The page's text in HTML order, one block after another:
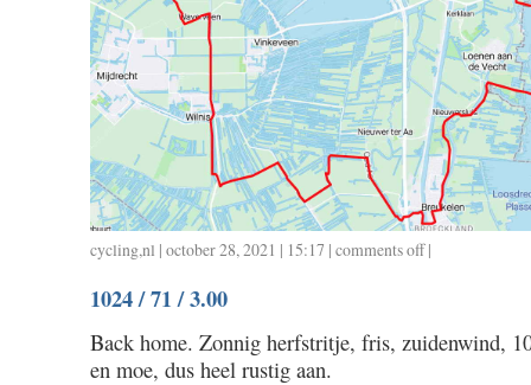
cycling,nl | october 28, 2021 | 15:17 | comments offon
/
|
1024 / 71 / 3.00
Back home. Zonnig herfstritje, fris, zuidenwind,
en moe, dus heel rustig aan.